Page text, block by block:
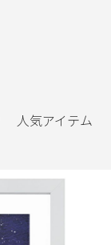
人気アイテム